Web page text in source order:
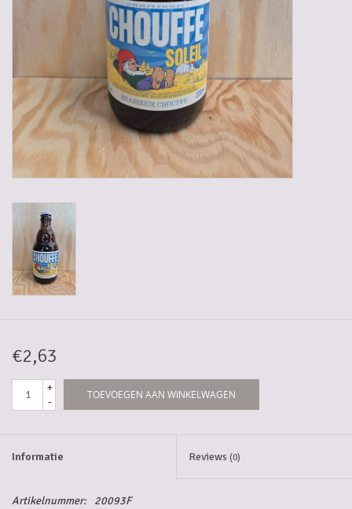
Manden/Kratten
Mixdozen
Streekproducten
Sweets
5-6l vaten
Streekproducten/Diverse
€2,63
+
-
TOEVOEGEN AAN WINKELWAGEN
Informatie Reviews (0)
Artikelnummer: 20093F